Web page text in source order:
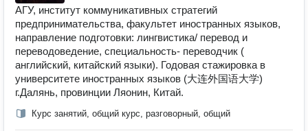
АГУ, институт коммуникативных стратегий
предпринимательства, факультет иностранных языков,
направление подготовки: лингвистика/ перевод и
переводоведение, специальность- переводчик (
английский, китайский языки). Годовая стажировка в
университете иностранных языков (大连外国语大学)
г.Далянь, провинции Ляонин, Китай.
Курс занятий, общий курс, разговорный, общий